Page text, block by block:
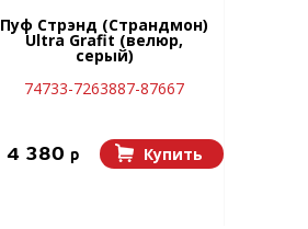
Пуф Стрэнд (Страндмон)
Ultra Grafit (велюр,
серый)
74733-7263887-87667
4 380 p Купить